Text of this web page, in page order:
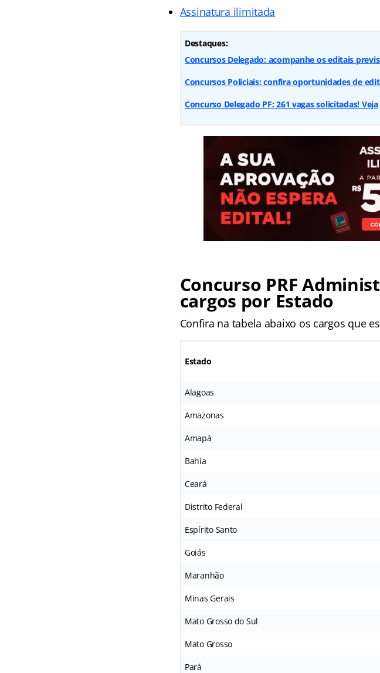
Assinatura ilimitada
Destaques:
Concursos Delegado: acompanhe os editais
Concursos Policiais: confira oportunidades de
Concurso Delegado PF: 261 vagas solicitadas! Veja
Concurso PRF
cargos por Estado
Confira na tabela abaixo os cargos que
Estado
Alagoas
Amazonas
Amapá
Bahia
Ceará
Distrito Federal
Espírito Santo
Goiás
Maranhão
Minas Gerais
Mato Grosso do Sul
Mato Grosso
Pará